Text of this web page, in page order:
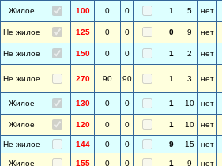
Жилое 100 0 0 1 5 нет
Не жилое 125 0 0 0 9 нет
Не жилое 150 0 0 1 2 нет
Не жилое 270 90 90 1 3 нет
Жилое 130 0 0 1 10 нет
Жилое 120 0 0 1 10 нет
Не жилое 144 0 0 9 15 нет
Жилое 155 0 0 1 9 нет